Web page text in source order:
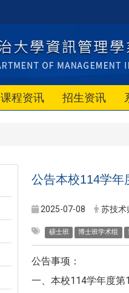
课程资讯 招生资讯
公告本校114学年
2025-07-08 苏技术
硕士班 博士班学术组
公告事项：
一、本校114学年度第